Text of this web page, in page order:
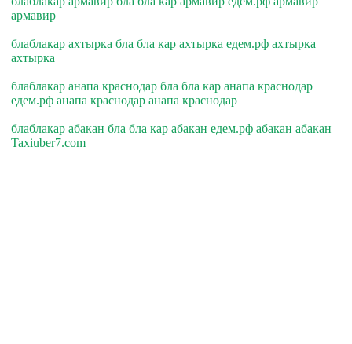
армавир
блаблакар ахтырка бла бла кар ахтырка едем.рф ахтырка
ахтырка
блаблакар анапа краснодар бла бла кар анапа краснодар
едем.рф анапа краснодар анапа краснодар
блаблакар абакан бла бла кар абакан едем.рф абакан абакан
Taxiuber7.com